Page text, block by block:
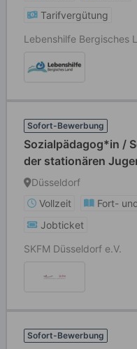
Tarifvergütung
Lebenshilfe Bergisches
Sofort-Bewerbung
Sozialpädagog*in /
der stationären
Düsseldorf
Vollzeit
Fort-
Jobticket
SKFM Düsseldorf e.V.
Sofort-Bewerbung